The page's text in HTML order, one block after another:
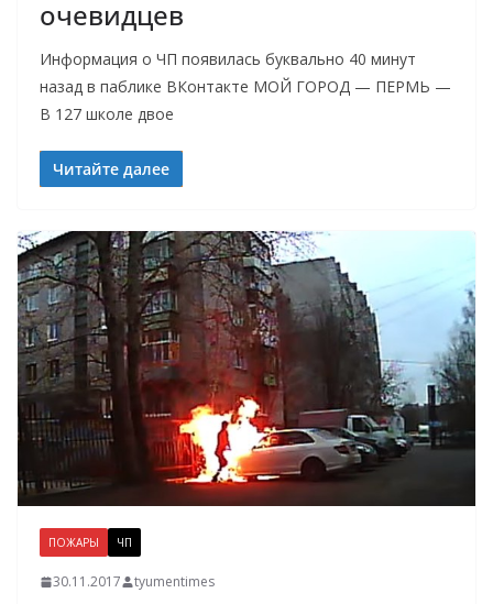
очевидцев
Информация о ЧП появилась буквально 40 минут
назад в паблике ВКонтакте МОЙ ГОРОД — ПЕРМЬ —
В 127 школе двое
Читайте далее
ПОЖАРЫ ЧП
30.11.2017 tyumentimes